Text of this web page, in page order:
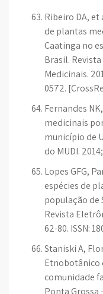
Ribeiro DA,
de plantas
Caatinga no
Brasil.
Medicinais.
0572.
Fernandes
medicinais
município de
do MUDI.
Lopes GFG,
espécies de
população de
Revista
62-80. ISSN:
Staniski A,
Etnobotânico
comunidade
Ponta Grossa